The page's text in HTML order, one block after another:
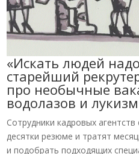
«Искать людей
старейший
про необычные
водолазов и
Сотрудники кадровых
десятки резюме и тратят
и подобрать подходящих